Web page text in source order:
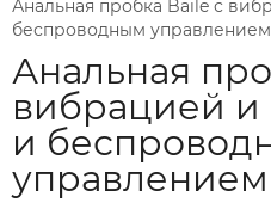
Анальная пробка Baile с
беспроводным управлением
Анальная
вибрацией и
и
управлением